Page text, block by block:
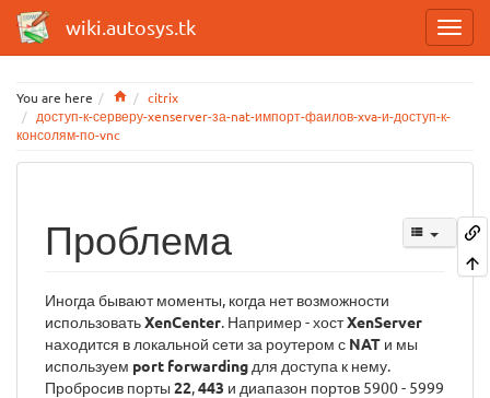
wiki.autosys.tk
You are here Homecitrix
доступ-к-серверу-xenserver-за-nat-импорт-фаилов-xva-и-доступ-к-
консолям-по-vnc
Проблема
Иногда бывают моменты, когда нет возможности
использоватьXenCenter. Например - хостXenServer
находится в локальной сети за роутером с NAT и мы
используем port forwarding для доступа к нему.
Пробросив порты 22,443 и диапазон портов 5900 - 5999